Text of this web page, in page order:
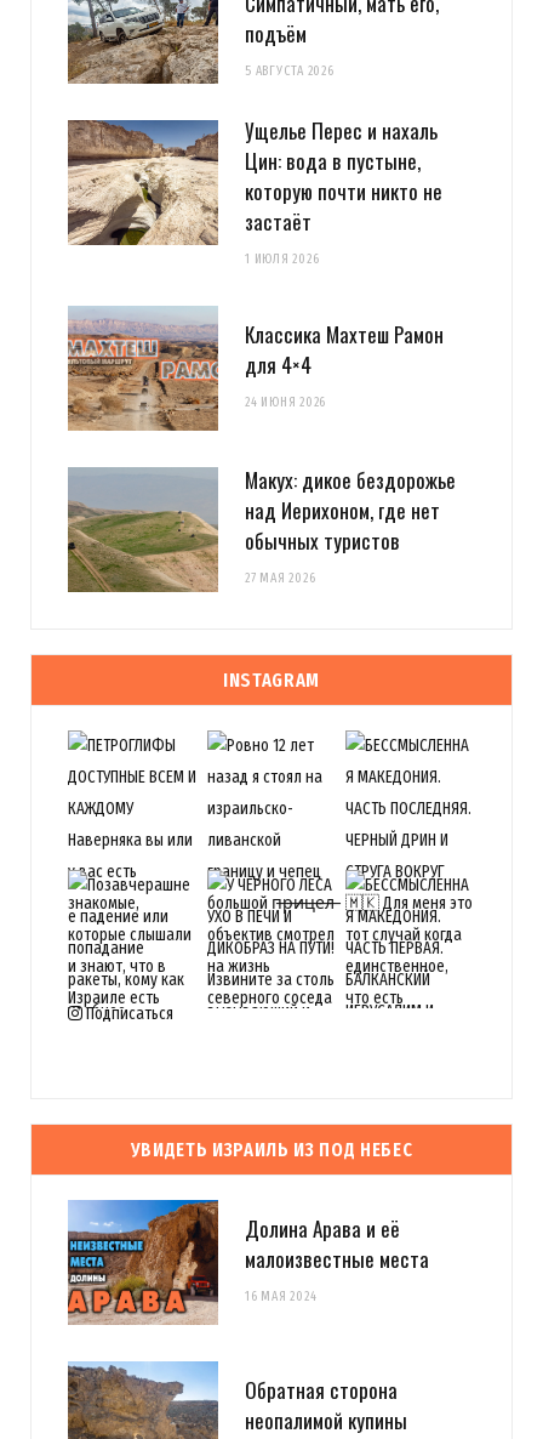
подъём
5 АВГУСТА 2026
Ущелье Перес и нахаль
Цин: вода в пустыне,
которую почти никто не
застаёт
1 ИЮЛЯ 2026
Классика Махтеш Рамон
для 4×4
24 ИЮНЯ 2026
Макух: дикое бездорожье
над Иерихоном, где нет
обычных туристов
27 МАЯ 2026
INSTAGRAM
Подписаться
УВИДЕТЬ ИЗРАИЛЬ ИЗ ПОД НЕБЕС
Долина Арава и её
малоизвестные места
16 МАЯ 2024
Обратная сторона
неопалимой купины